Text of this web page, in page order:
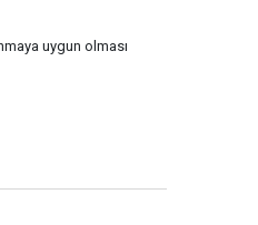
uygun olması